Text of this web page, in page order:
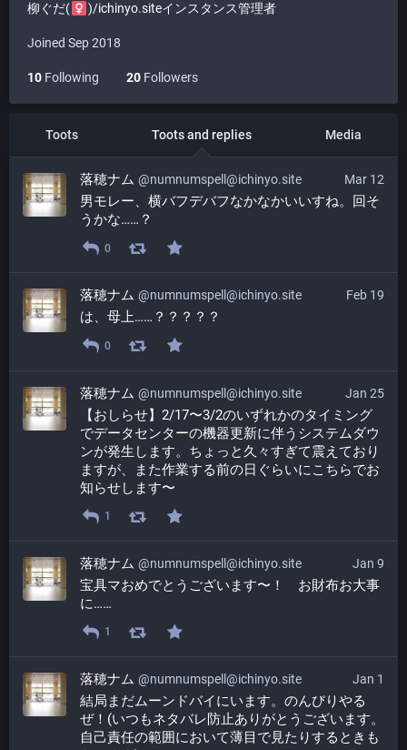
柳ぐだ( )/ichinyo.siteインスタンス管理者
Joined Sep 2018
10 Following 20 Followers
Toots Toots and replies Media
Mar 12
落穂ナム @numnumspell@ichinyo.site
男モレー、横バフデバフなかなかいいすね。回そ
うかな……？
0
Feb 19
落穂ナム @numnumspell@ichinyo.site
は、母上……？？？？？
0
Jan 25
落穂ナム @numnumspell@ichinyo.site
【おしらせ】2/17〜3/2のいずれかのタイミング
でデータセンターの機器更新に伴うシステムダウ
ンが発生します。ちょっと久々すぎて震えており
ますが、また作業する前の日ぐらいにこちらでお
知らせします〜
1
Jan 9
落穂ナム @numnumspell@ichinyo.site
宝具マおめでとうございます〜！　お財布お大事
に……
1
Jan 1
落穂ナム @numnumspell@ichinyo.site
結局まだムーンドバイにいます。のんびりやる
ぜ！(いつもネタバレ防止ありがとうございます。
自己責任の範囲において薄目で見たりするときも